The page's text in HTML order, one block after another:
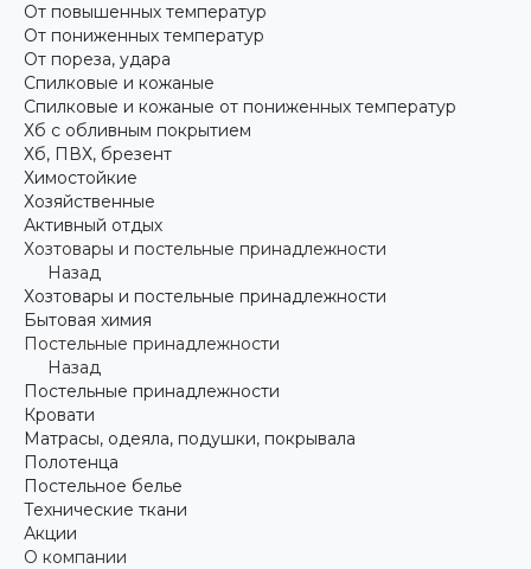
От повышенных температур
От пониженных температур
От пореза, удара
Спилковые и кожаные
Спилковые и кожаные от пониженных температур
Хб с обливным покрытием
Хб, ПВХ, брезент
Химостойкие
Хозяйственные
Активный отдых
Хозтовары и постельные принадлежности
Назад
Хозтовары и постельные принадлежности
Бытовая химия
Постельные принадлежности
Назад
Постельные принадлежности
Кровати
Матрасы, одеяла, подушки, покрывала
Полотенца
Постельное белье
Технические ткани
Акции
О компании